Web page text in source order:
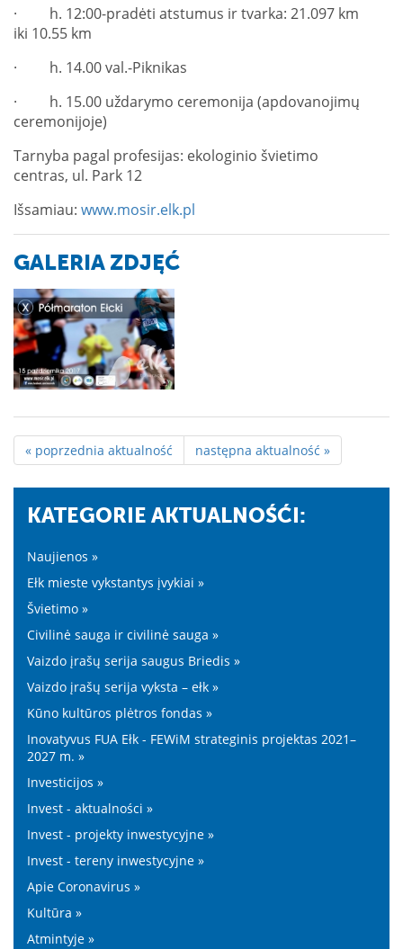
· h. 12:00-pradėti atstumus ir tvarka: 21.097 km
iki 10.55 km
· h. 14.00 val.-Piknikas
· h. 15.00 uždarymo ceremonija (apdovanojimų
ceremonijoje)
Tarnyba pagal profesijas: ekologinio švietimo
centras, ul. Park 12
Išsamiau: www.mosir.elk.pl
GALERIA ZDJĘĆ
« poprzednia aktualność następna aktualność »
KATEGORIE AKTUALNOŚĆI:
Naujienos »
Ełk mieste vykstantys įvykiai »
Švietimo »
Civilinė sauga ir civilinė sauga »
Vaizdo įrašų serija saugus Briedis »
Vaizdo įrašų serija vyksta – ełk »
Kūno kultūros plėtros fondas »
Inovatyvus FUA Ełk - FEWiM strateginis projektas 2021–
2027 m. »
Investicijos »
Invest - aktualności »
Invest - projekty inwestycyjne »
Invest - tereny inwestycyjne »
Apie Coronavirus »
Kultūra »
Atmintyje »